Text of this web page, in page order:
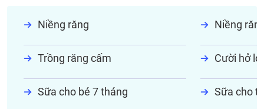
Niềng răng Niềng
Trồng răng cấm Cười hở lợi
Sữa cho bé 7 tháng Sữa cho